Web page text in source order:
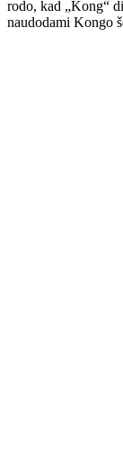
rodo, kad „Kong“
naudodami Kongo